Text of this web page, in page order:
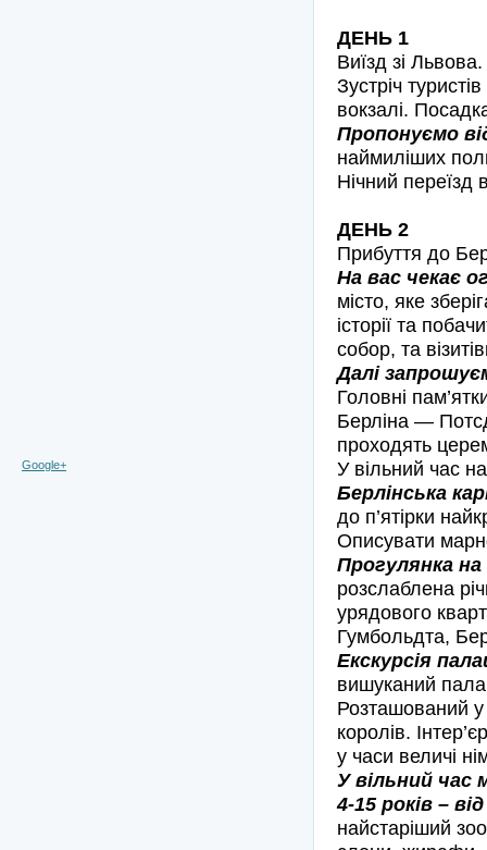
ДЕНЬ 1
Виїзд зі
Зустріч
вокзалі.
Пропонуємо
наймиліших
Нічний переїзд
ДЕНЬ 2
Прибуття до
На вас чекає
місто, яке
історії та
собор, та
Далі
Головні
Берліна —
проходять
У вільний час
Берлінська
до п’ятірки
Описувати
Прогулянка
розслаблена
урядового
Гумбольдта,
Екскурсія
вишуканий
Розташований у
королів.
у часи величі
У вільний час
4-15 років –
найстаріший
Google+